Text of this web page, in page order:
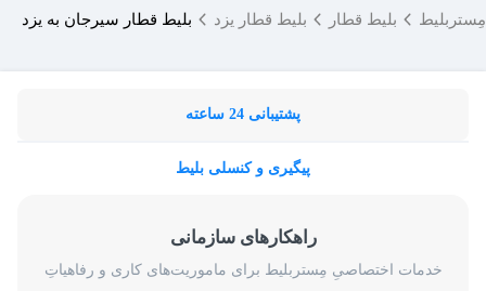
مِستربلیط بلیط قطار بلیط قطار یزد بلیط قطار سیرجان به یزد
پشتیبانی 24 ساعته
پیگیری و کنسلی بلیط
راهکارهای سازمانی
خدمات اختصاصیِ مِستربلیط برای ماموریت‌های کاری و رفاهیاتِ